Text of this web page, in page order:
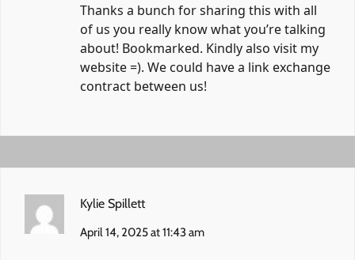
Thanks a bunch for sharing this with all
of us you really know what you’re talking
about! Bookmarked. Kindly also visit my
website =). We could have a link exchange
contract between us!
Kylie Spillett
April 14, 2025 at 11:43 am